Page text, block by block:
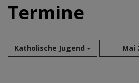
Termine
Katholische Jugend Mai